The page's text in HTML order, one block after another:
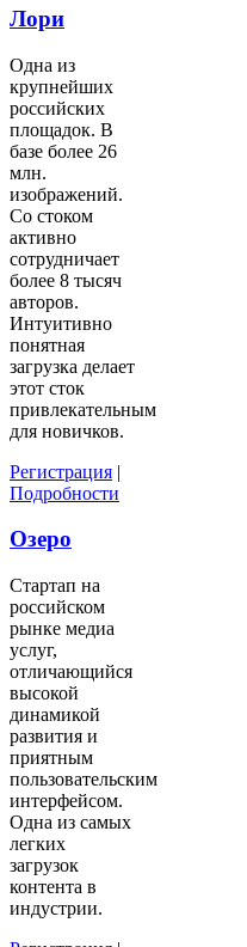
Лори
Одна из
крупнейших
российских
площадок. В
базе более 26
млн.
изображений.
Со стоком
активно
сотрудничает
более 8 тысяч
авторов.
Интуитивно
понятная
загрузка делает
этот сток
привлекательным
для новичков.
Регистрация |
Подробности
Озеро
Стартап на
российском
рынке медиа
услуг,
отличающийся
высокой
динамикой
развития и
приятным
пользовательским
интерфейсом.
Одна из самых
легких
загрузок
контента в
индустрии.